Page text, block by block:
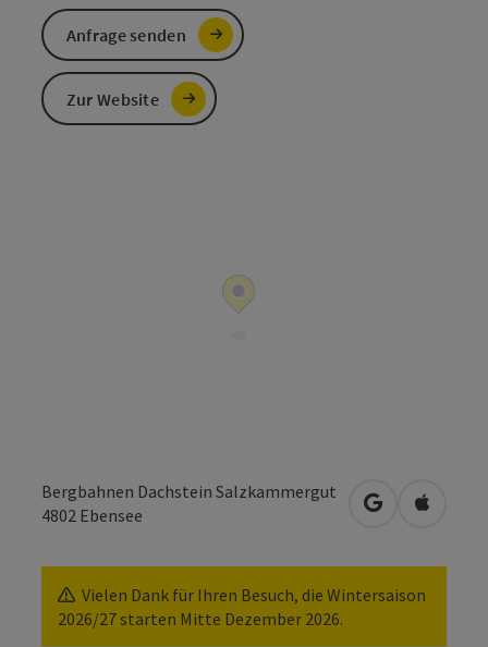
Bergbahnen Dachstein Salzkammergut
4802 Ebensee in Google
in
Vielen Dank für Ihren Besuch, die Wintersaison
2026/27 starten Mitte Dezember 2026.
Anfrage senden
Zur Website